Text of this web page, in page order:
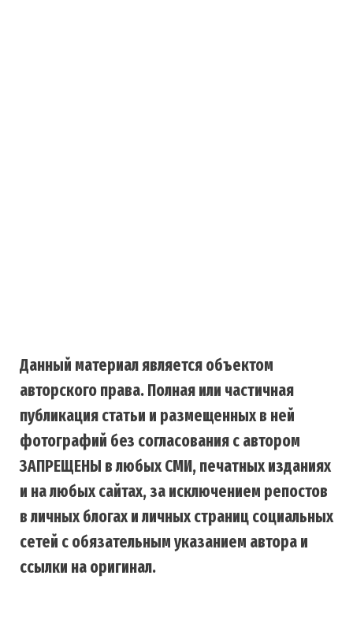
Данный материал является объектом
авторского права. Полная или частичная
публикация статьи и размещенных в ней
фотографий без согласования с автором
ЗАПРЕЩЕНЫ в любых СМИ, печатных изданиях
и на любых сайтах, за исключением репостов
в личных блогах и личных страниц социальных
сетей с обязательным указанием автора и
ссылки на оригинал.